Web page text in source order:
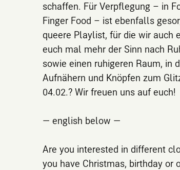
schaffen. Für Verpflegung – in
Finger Food – ist ebenfalls
queere Playlist, für die wir auch
euch mal mehr der Sinn nach
sowie einen ruhigeren Raum, in
Aufnähern und Knöpfen zum
04.02.? Wir freuen uns auf euch!
— english below —
Are you interested in different
you have Christmas, birthday